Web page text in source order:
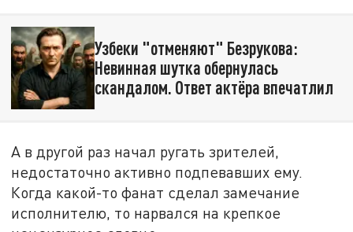
Узбеки "отменяют" Безрукова:
Невинная шутка обернулась
скандалом. Ответ актёра впечатлил
А в другой раз начал ругать зрителей,
недостаточно активно подпевавших ему.
Когда какой-то фанат сделал замечание
исполнителю, то нарвался на крепкое